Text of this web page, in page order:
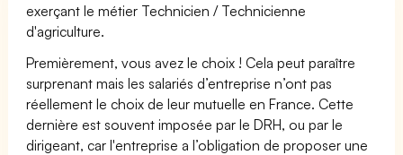
exerçant le métier Technicien / Technicienne
d'agriculture.
Premièrement, vous avez le choix ! Cela peut paraître
surprenant mais les salariés d’entreprise n’ont pas
réellement le choix de leur mutuelle en France. Cette
dernière est souvent imposée par le DRH, ou par le
dirigeant, car l'entreprise a l’obligation de proposer une